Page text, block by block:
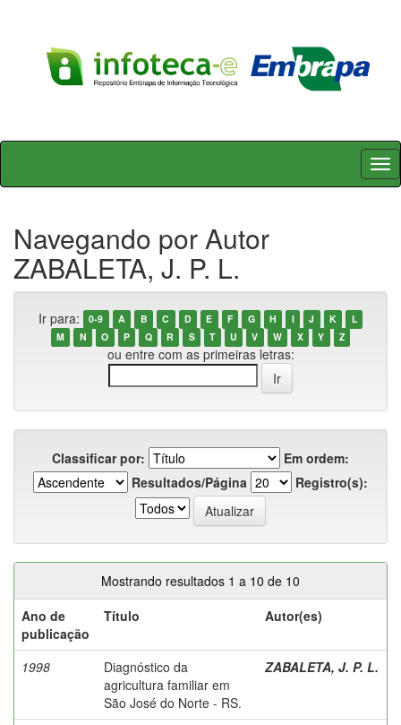
Skip
Navegando por Autor
ZABALETA, J. P. L.
Ir para: 0-9 A B C D E F G H I J K
L
M
N O P Q R S T U V W X Y Z
ou entre com as primeiras letras:
Classificar por:
Em ordem:
Resultados/Página
Registro(s):
Mostrando resultados 1 a 10 de 10
Ano de
publicação
Título Autor(es)
1998
Diagnóstico da
agricultura familiar em
São José do Norte - RS.
ZABALETA, J. P. L.